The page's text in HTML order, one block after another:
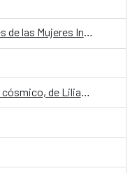
Voces que proponen: Prioridades de las Mujeres Indígenas y Afrohondureñas de Honduras hacia el 2030